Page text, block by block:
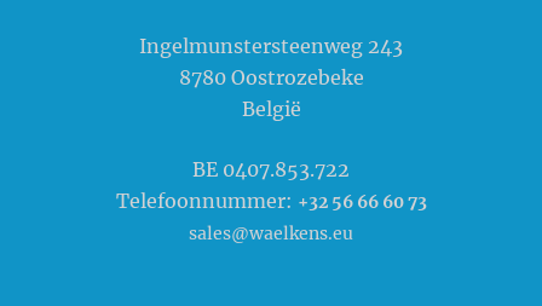
Ingelmunstersteenweg 243
8780 Oostrozebeke
België
BE 0407.853.722
Telefoonnummer: +32 56 66 60 73
sales@waelkens.eu